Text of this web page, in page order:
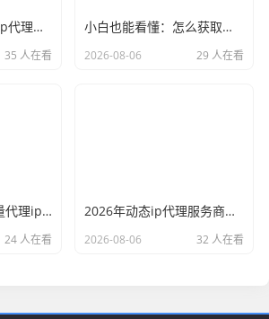
2026年有什么好的ip代理软件？亲测后我只推荐这几个
35 人在看
小白也能看懂：怎么获取代理ip和端口号，一步步教会你
2026-08-06 29 人在看
什么样的才算高质量代理ip？资深玩家总结了三个硬指标
24 人在看
2026年动态ip代理服务商有哪些？这份清单建议收藏
2026-08-06 32 人在看